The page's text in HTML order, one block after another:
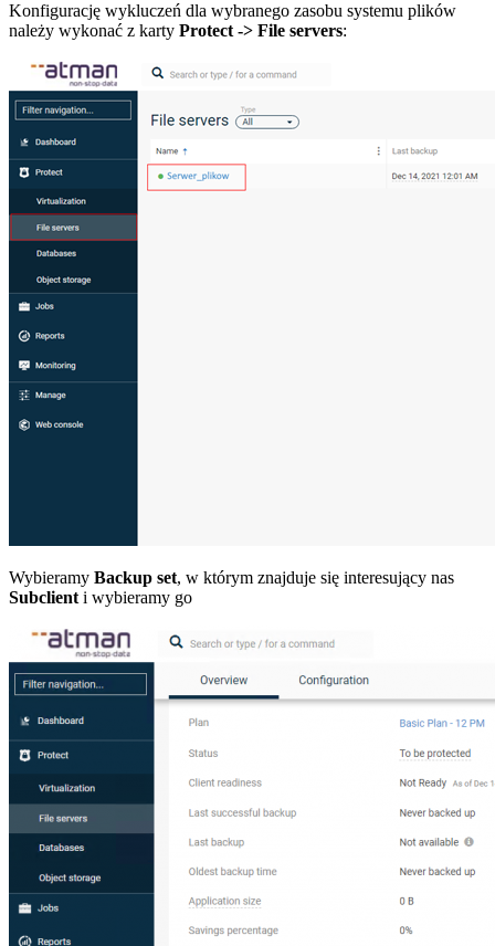
Konfigurację wykluczeń dla wybranego zasobu systemu plików
należy wykonać z karty Protect -> File servers:
Wybieramy Backup set, w którym znajduje się interesujący nas
Subclient i wybieramy go